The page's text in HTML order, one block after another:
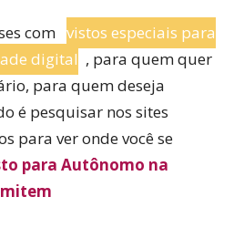
com vistos especiais para
digital , para quem quer
para quem deseja
é pesquisar nos sites
para ver onde você se
para Autônomo na